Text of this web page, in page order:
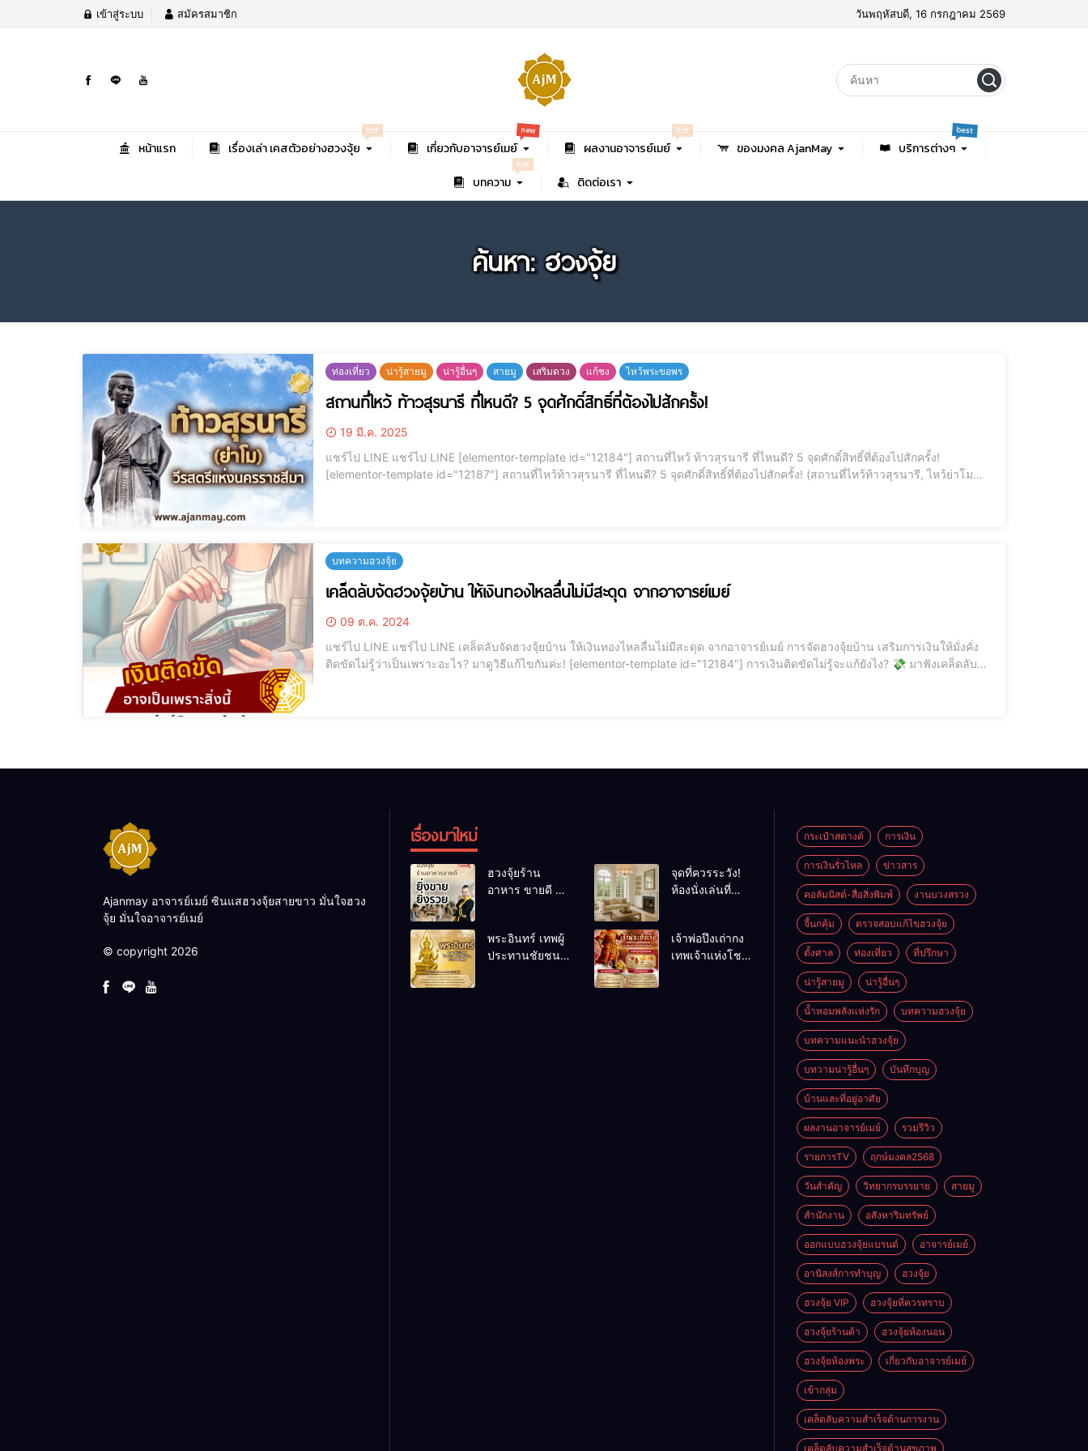
เข้าสู่ระบบ สมัครสมาชิก วันพฤหัสบดี, 16 กรกฎาคม 2569
หน้าแรก เรื่องเล่า เคสตัวอย่างฮวงจุ้ย
hot
เกี่ยวกับอาจารย์เมย์
new
ผลงานอาจารย์เมย์
hot
ของมงคล AjanMay บริการต่างๆ
best
บทความ
hot
ติดต่อเรา
ค้นหา: ฮวงจุ้ย
ท่องเที่ยว น่ารู้สายมู น่ารู้อื่นๆ สายมู เสริมดวง แก้ชง ไหว้พระขอพร
สถานที่ไหว้ ท้าวสุรนารี ที่ไหนดี? 5 จุดศักดิ์สิทธิ์ที่ต้องไปสักครั้ง!
19 มี.ค. 2025
แชร์ไป LINE แชร์ไป LINE [elementor-template id="12184"] สถานที่ไหว้ ท้าวสุรนารี ที่ไหนดี? 5 จุดศักดิ์สิทธิ์ที่ต้องไปสักครั้ง!
[elementor-template id="12187"] สถานที่ไหว้ท้าวสุรนารี ที่ไหนดี? 5 จุดศักดิ์สิทธิ์ที่ต้องไปสักครั้ง! (สถานที่ไหว้ท้าวสุรนารี, ไหว้ย่าโม
บทความฮวงจุ้ย
เคล็ดลับจัดฮวงจุ้ยบ้าน ให้เงินทองไหลลื่นไม่มีสะดุด จากอาจารย์เมย์
09 ต.ค. 2024
แชร์ไป LINE แชร์ไป LINE เคล็ดลับจัดฮวงจุ้ยบ้าน ให้เงินทองไหลลื่นไม่มีสะดุด จากอาจารย์เมย์ การจัดฮวงจุ้ยบ้าน เสริมการเงินให้มั่งคั่ง
ติดขัดไม่รู้ว่าเป็นเพราะอะไร? มาดูวิธีแก้ไขกันค่ะ! [elementor-template id="12184"] การเงินติดขัดไม่รู้จะแก้ยังไง? 💸 มาฟังเคล็ดลับ
Ajanmay อาจารย์เมย์ ซินแสฮวงจุ้ยสายขาว มั่นใจฮวง
จุ้ย มั่นใจอาจารย์เมย์
© copyright 2026
เรื่องมาใหม่
ฮวงจุ้ยร้าน
อาหาร ขายดี ยิ่ง
ปรับร้านให้ลูกค้า
แน่นตลอดปี
จุดที่ควรระวัง!
ห้องนั่งเล่นที่
พระอินทร์ เทพผู้
ประทานชัยชนะ
เจ้าพ่อปึงเถ่ากง
เทพเจ้าแห่งโชค
กระเป๋าสตางค์ การเงิน
การเงินรั่วไหล ข่าวสาร
คอลัมนิสต์-สื่อสิ่งพิมพ์ งานบวงสรวง
จี้นกคุ้ม ตรวจสอบแก้ไขฮวงจุ้ย
ตั้งศาล ท่องเที่ยว ที่ปรึกษา
น่ารู้สายมู น่ารู้อื่นๆ
น้ำหอมพลังแห่งรัก บทความฮวงจุ้ย
บทความแนะนำฮวงจุ้ย
บทวามน่ารู้อื่นๆ บันทึกบุญ
บ้านและที่อยู่อาศัย
ผลงานอาจารย์เมย์ รวมรีวิว
รายการTV ฤกษ์มงคล2568
วันสำคัญ วิทยากรบรรยาย สายมู
สำนักงาน อสังหาริมทรัพย์
ออกแบบฮวงจุ้ยแบรนด์ อาจารย์เมย์
อานิสงส์การทำบุญ ฮวงจุ้ย
ฮวงจุ้ย VIP ฮวงจุ้ยที่ควรทราบ
ฮวงจุ้ยร้านค้า ฮวงจุ้ยห้องนอน
ฮวงจุ้ยห้องพระ เกี่ยวกับอาจารย์เมย์
เข้ากลุ่ม
เคล็ดลับความสำเร็จด้านการงาน
เคล็ดลับความสำเร็จด้านสุขภาพ